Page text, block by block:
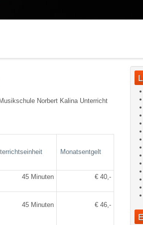
Norbert Kalina Unterricht
Monatsentgelt
45 Minuten € 40,-
45 Minuten € 46,-